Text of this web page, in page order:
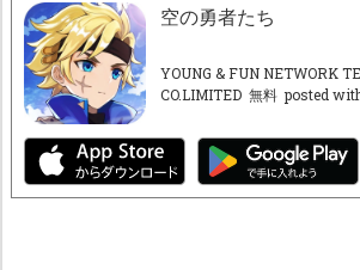
空の勇者たち
YOUNG & FUN NETWORK
CO.LIMITED 無料 posted